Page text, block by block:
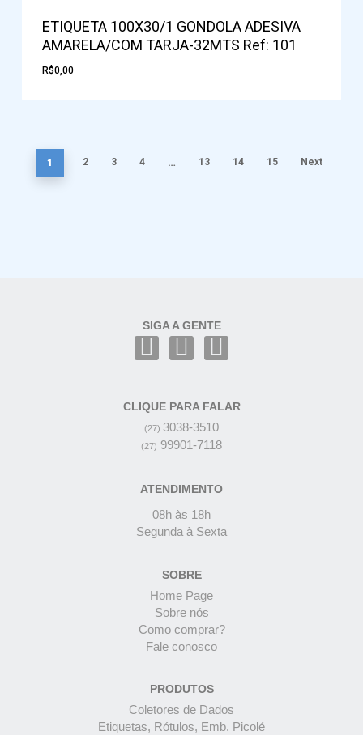
ETIQUETA 100X30/1 GONDOLA ADESIVA
AMARELA/COM TARJA-32MTS Ref: 101
R$0,00
1 2 3 4 … 13 14 15 Next
SIGA A GENTE
CLIQUE PARA FALAR
(27) 3038-3510
(27) 99901-7118
ATENDIMENTO
08h às 18h
Segunda à Sexta
SOBRE
Home Page
Sobre nós
Como comprar?
Fale conosco
PRODUTOS
Coletores de Dados
Etiquetas, Rótulos, Emb. Picolé